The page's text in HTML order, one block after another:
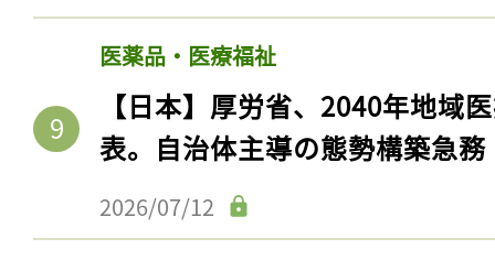
医薬品・医療福祉
【日本】厚労省、2040年地域
表。自治体主導の態勢構築急務
2026/07/12
ログイン
会員登録